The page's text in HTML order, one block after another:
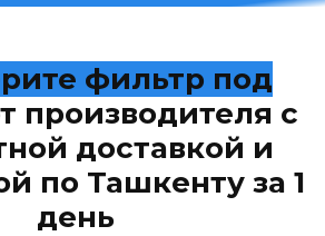
фильтр под
производителя с
доставкой и
по Ташкенту за 1
день